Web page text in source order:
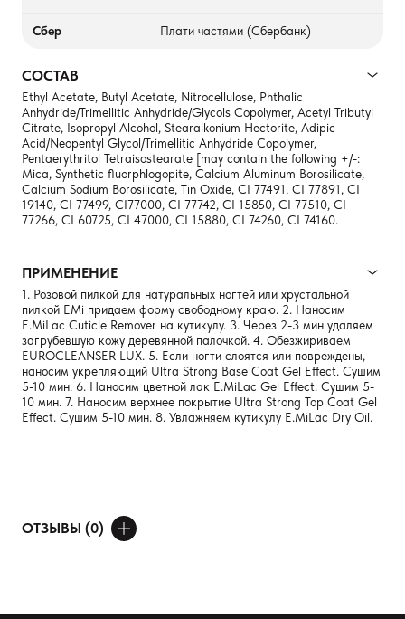
Сбер Плати частями (Сбербанк)
СОСТАВ
Ethyl Acetate, Butyl Acetate, Nitrocellulose, Phthalic
Anhydride/Trimellitic Anhydride/Glycols Copolymer, Acetyl Tributyl
Citrate, Isopropyl Alcohol, Stearalkonium Hectorite, Adipic
Acid/Neopentyl Glycol/Trimellitic Anhydride Copolymer,
Pentaerythritol Tetraisostearate [may contain the following +/-:
Mica, Synthetic fluorphlogopite, Calcium Aluminum Borosilicate,
Calcium Sodium Borosilicate, Tin Oxide, CI 77491, CI 77891, CI
19140, CI 77499, CI77000, CI 77742, CI 15850, CI 77510, CI
77266, CI 60725, CI 47000, CI 15880, CI 74260, CI 74160.
ПРИМЕНЕНИЕ
1. Розовой пилкой для натуральных ногтей или хруcтальной
пилкой EMi придаем форму свободному краю. 2. Наносим
E.MiLaс Cuticle Remover на кутикулу. 3. Через 2-3 мин удаляем
загрубевшую кожу деревянной палочкой. 4. Обезжириваем
EUROCLEANSER LUX. 5. Если ногти слоятся или повреждены,
наносим укрепляющий Ultra Strong Base Coat Gel Effect. Сушим
5-10 мин. 6. Наносим цветной лак E.MiLac Gel Effect. Сушим 5-
10 мин. 7. Наносим верхнее покрытие Ultra Strong Top Coat Gel
Effect. Сушим 5-10 мин. 8. Увлажняем кутикулу E.MiLaс Dry Oil.
ОТЗЫВЫ (0)
ДОБАВИТЬ ОТЗЫВ